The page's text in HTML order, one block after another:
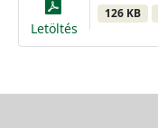
Letöltés
126 KB